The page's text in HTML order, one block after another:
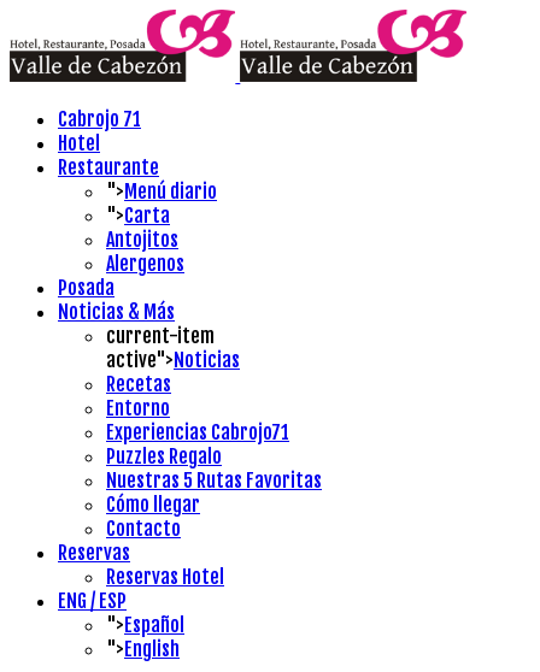
Cabrojo 71
Hotel
Restaurante
"> Menú diario
">Carta
Antojitos
Alergenos
Posada
Noticias & Más
current-item
active">Noticias
Recetas
Entorno
Experiencias Cabrojo71
Puzzles Regalo
Nuestras 5 Rutas Favoritas
Cómo llegar
Contacto
Reservas
Reservas Hotel
ENG / ESP
"> Español
"> English